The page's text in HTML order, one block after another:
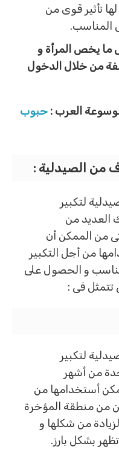
لها تأثير قوى من
المناسب.
ما يخص المرأة و
من خلال الدخول
العرب : حبوب
من الصيدلية :
لتكبير
العديد من
من الممكن أن
من أجل التكبير
و الحصول على
تتمثل فى :
لتكبير
من أشهر
أستخدامها من
من منطقة المؤخرة
من شكلها و
بشكل بارز.